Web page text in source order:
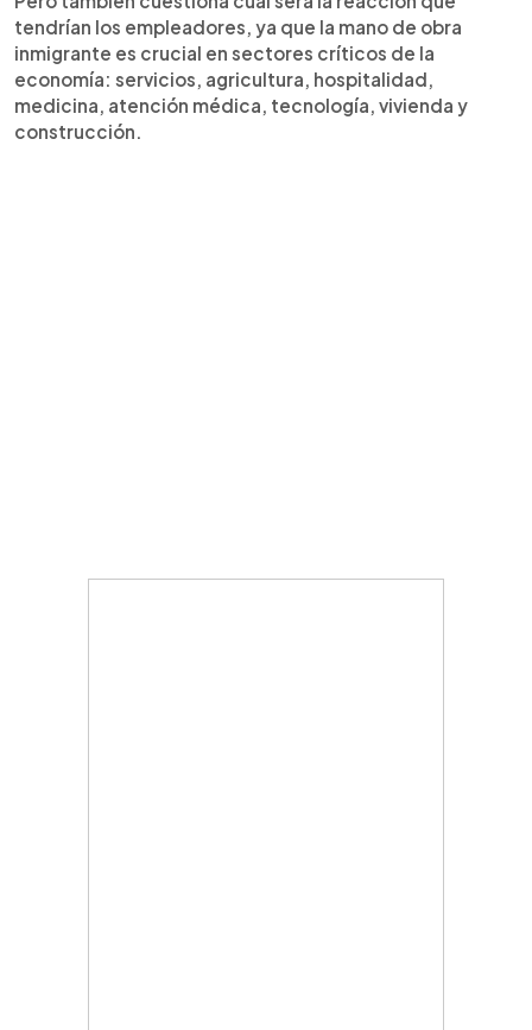
tendrían los empleadores, ya que la mano de obra
inmigrante es crucial en sectores críticos de la
economía: servicios, agricultura, hospitalidad,
medicina, atención médica, tecnología, vivienda y
construcción.